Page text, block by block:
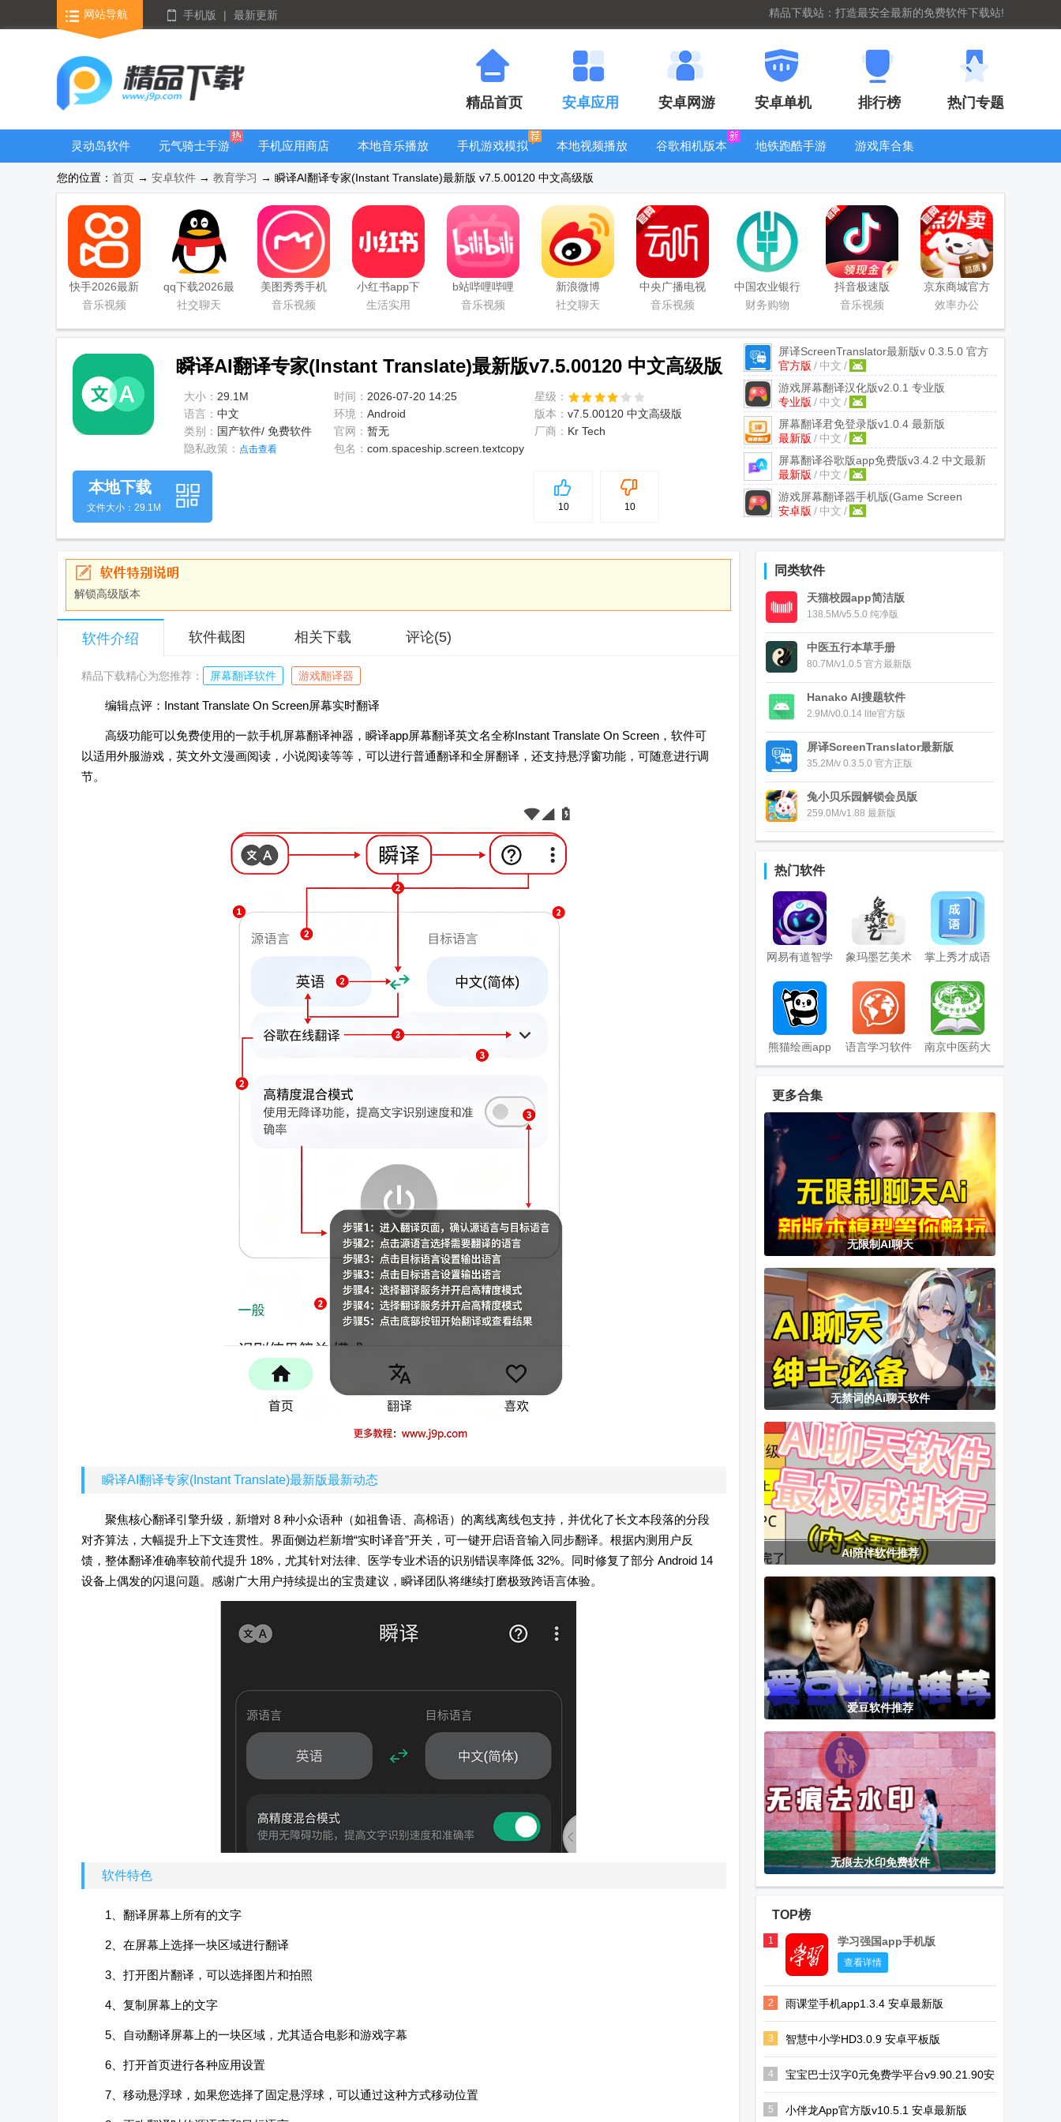
网站导航 手机版 | 最新更新 精品下载站：打造最安全最新的免费软件下载站!
精品首页 安卓应用 安卓网游 安卓单机 排行榜 热门专题
灵动岛软件
元气骑士手游
手机应用商店
本地音乐播放
手机游戏模拟
器安卓版合集
本地视频播放
器
谷歌相机版本
地铁跑酷手游
游戏库合集
看器
您的位置： 首页 → 安卓软件 → 教育学习 → 瞬译AI翻译专家(Instant Translate)最新版 v7.5.00120 中文高级版
快手2026最新
版官方正版
音乐视频
qq下载2026最
新版
社交聊天
美图秀秀手机
官方版
音乐视频
小红书app下
载安装
生活实用
b站哔哩哔哩
app手机版
音乐视频
新浪微博
Weibo手机版
社交聊天
中央广播电视
总台云听app
音乐视频
中国农业银行
app
财务购物
抖音极速版
app正版
音乐视频
京东商城官方
客户端
效率办公
瞬译AI翻译专家(Instant Translate)最新版v7.5.00120 中文高级版
大小： 29.1M 时间： 2026-07-20 14:25
星级：
语言： 中文 环境： Android 版本： v7.5.00120 中文高级版
类别： 国产软件/ 免费软件 官网： 暂无 厂商： Kr Tech
隐私政策： 点击查看 包名： com.spaceship.screen.textcopy
屏译ScreenTranslator最新版v 0.3.5.0 官方
正版
官方版 / 中文 /
游戏屏幕翻译汉化版v2.0.1 专业版
专业版 / 中文 /
屏幕翻译君免登录版v1.0.4 最新版
最新版 / 中文 /
屏幕翻译谷歌版app免费版v3.4.2 中文最新
版
最新版 / 中文 /
游戏屏幕翻译器手机版(Game Screen
Translate)v2.0.7 安卓解锁版
安卓版 / 中文 /
5
10 10
本地下载
文件大小：29.1M
解锁高级版本
软件介绍 软件截图 相关下载 评论(5)
精品下载精心为您推荐： 屏幕翻译软件 游戏翻译器
编辑点评：Instant Translate On Screen屏幕实时翻译
高级功能可以免费使用的一款手机屏幕翻译神器，瞬译app屏幕翻译英文名全称Instant Translate On Screen，软件可
以适用外服游戏，英文外文漫画阅读，小说阅读等等，可以进行普通翻译和全屏翻译，还支持悬浮窗功能，可随意进行调
节。
瞬译AI翻译专家(Instant Translate)最新版最新动态
聚焦核心翻译引擎升级，新增对 8 种小众语种（如祖鲁语、高棉语）的离线离线包支持，并优化了长文本段落的分段
对齐算法，大幅提升上下文连贯性。界面侧边栏新增“实时译音”开关，可一键开启语音输入同步翻译。根据内测用户反
馈，整体翻译准确率较前代提升 18%，尤其针对法律、医学专业术语的识别错误率降低 32%。同时修复了部分 Android 14
设备上偶发的闪退问题。感谢广大用户持续提出的宝贵建议，瞬译团队将继续打磨极致跨语言体验。
软件特色
1、翻译屏幕上所有的文字
2、在屏幕上选择一块区域进行翻译
3、打开图片翻译，可以选择图片和拍照
4、复制屏幕上的文字
5、自动翻译屏幕上的一块区域，尤其适合电影和游戏字幕
6、打开首页进行各种应用设置
7、移动悬浮球，如果您选择了固定悬浮球，可以通过这种方式移动位置
同类软件
天猫校园app简洁版
138.5M/v5.5.0 纯净版
中医五行本草手册
80.7M/v1.0.5 官方最新版
Hanako AI搜题软件
2.9M/v0.0.14 lite官方版
屏译ScreenTranslator最新版
35.2M/v 0.3.5.0 官方正版
兔小贝乐园解锁会员版
259.0M/v1.88 最新版
热门软件
网易有道智学
app
象玛墨艺美术
书法学习app
安卓版
掌上秀才成语
学习软件
熊猫绘画app
软件
语言学习软件
Mondly
南京中医药大
学图书馆客户
东莞干部培训
云课堂app
江阴智慧云校
app手机版
洪江市教育手
机版
华能e学官方
幻偶
Phantamate
安卓版
车机启动器
(Fcc Car
Launcher)
捷交通app官
方正版
白虎TV电视版
KingDraw安卓
版
光聚StarletAI
粉丝手机版
清理垃圾
CCleaner安卓
中文专业版
APK签名工具
安卓版(apk-
signer)
更多合集
无限制AI聊天
无禁词的Ai聊天软件
AI陪伴软件推荐
爱豆软件推荐
无痕去水印免费软件
TOP榜
1 学习强国app手机版
查看详情
2 雨课堂手机app1.3.4 安卓最新版
3 智慧中小学HD3.0.9 安卓平板版
4
宝宝巴士汉字0元免费学平台v9.90.21.90安
卓手机版
5 小伴龙App官方版v10.5.1 安卓最新版